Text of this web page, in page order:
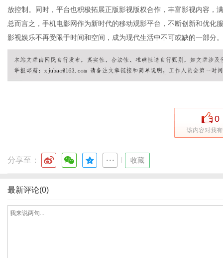
放控制。同时，平台也积极拓展正版影视版权合作，丰富影视内容，
总而言之，手机电影网作为新时代的移动观影平台，不断创新和优化
影视娱乐不再受限于时间和空间，成为现代生活中不可或缺的一部分。
0
该内容对我
分享至： 收藏
最新评论(0)